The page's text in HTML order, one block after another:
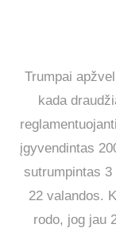
Trumpai
kada
įgyvendintas
sutrumpintas
22 valandos.
rodo, jog jau